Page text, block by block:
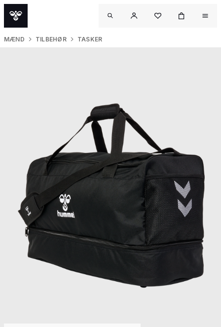
MÆND TILBEHØR TASKER